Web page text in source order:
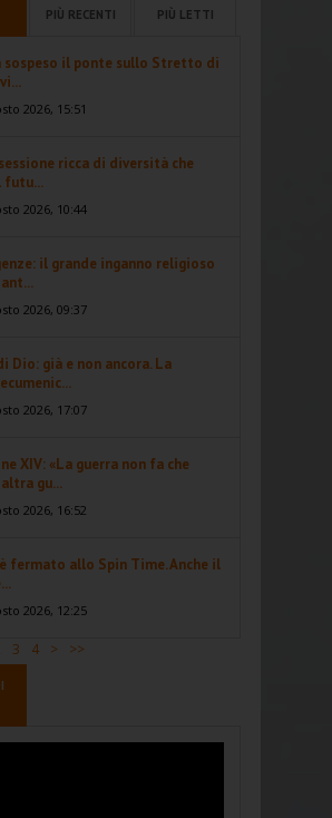
PIÙ RECENTI PIÙ LETTI
sospeso il ponte sullo Stretto di
2026, 15:51
ricca di diversità che
futu...
2026, 10:44
il grande inganno religioso
2026, 09:37
Dio: già e non ancora. La
2026, 17:07
XIV: «La guerra non fa che
gu...
2026, 16:52
fermato allo Spin Time. Anche il
2026, 12:25
3 4 > >>